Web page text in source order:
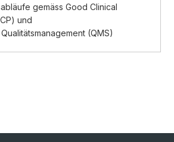
gemäss Good Clinical
und
(QMS)